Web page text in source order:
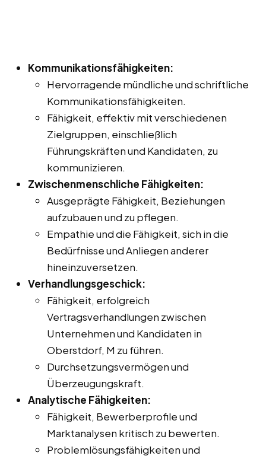
Kommunikationsfähigkeiten:
Hervorragende mündliche und schriftliche
Kommunikationsfähigkeiten.
Fähigkeit, effektiv mit verschiedenen
Zielgruppen, einschließlich
Führungskräften und Kandidaten, zu
kommunizieren.
Zwischenmenschliche Fähigkeiten:
Ausgeprägte Fähigkeit, Beziehungen
aufzubauen und zu pflegen.
Empathie und die Fähigkeit, sich in die
Bedürfnisse und Anliegen anderer
hineinzuversetzen.
Verhandlungsgeschick:
Fähigkeit, erfolgreich
Vertragsverhandlungen zwischen
Unternehmen und Kandidaten in
Oberstdorf, M zu führen.
Durchsetzungsvermögen und
Überzeugungskraft.
Analytische Fähigkeiten:
Fähigkeit, Bewerberprofile und
Marktanalysen kritisch zu bewerten.
Problemlösungsfähigkeiten und